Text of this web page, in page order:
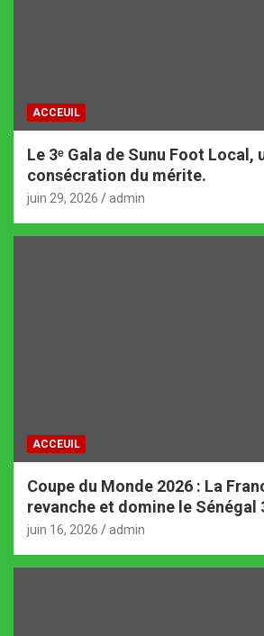
ACCEUIL
Le 3ᵉ Gala de Sunu Foot Local,
consécration du mérite.
juin 29, 2026 admin
ACCEUIL
Coupe du Monde 2026 : La
revanche et domine le Sénégal
juin 16, 2026 admin